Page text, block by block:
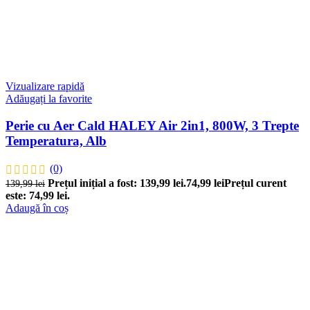
Vizualizare rapidă
Adăugați la favorite
Perie cu Aer Cald HALEY Air 2in1, 800W, 3 Trepte
Temperatura, Alb
(0)
139,99lei Prețul inițial a fost: 139,99 lei.74,99 leiPrețul curent
este: 74,99 lei.
Adaugă în coș